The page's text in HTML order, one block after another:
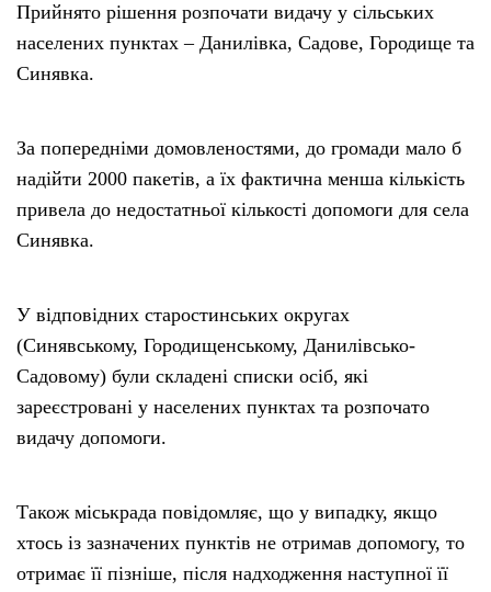
Прийнято рішення розпочати видачу у сільських
населених пунктах – Данилівка, Садове, Городище та
Синявка.
За попередніми домовленостями, до громади мало б
надійти 2000 пакетів, а їх фактична менша кількість
привела до недостатньої кількості допомоги для села
Синявка.
У відповідних старостинських округах
(Синявському, Городищенському, Данилівсько-
Садовому) були складені списки осіб, які
зареєстровані у населених пунктах та розпочато
видачу допомоги.
Також міськрада повідомляє, що у випадку, якщо
хтось із зазначених пунктів не отримав допомогу, то
отримає її пізніше, після надходження наступної її